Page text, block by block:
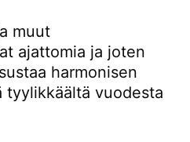
muut
ajattomia ja joten
harmonisen
tyylikkäältä vuodesta